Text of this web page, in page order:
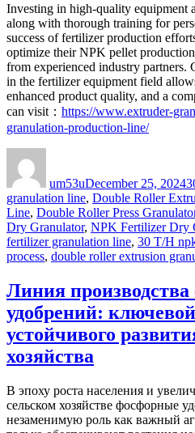
Investing in high-quality equipment
along with thorough training for
success of fertilizer production
optimize their NPK pellet
from experienced industry partners.
in the fertilizer equipment field
enhanced product quality, and a
can visit： https://www.extruder-
granulation-production-line/
um53uDecember 25, 2024
granulation line, Double Roller
Line, Double Roller Press
Dry Granulator, NPK Fertilizer Dry
fertilizer granulation line, 30 T/H
process, double roller extrusion
Линия
удобрений:
устойчивого
хозяйства
В эпоху роста населения и
сельском хозяйстве фосфорные
незаменимую роль как важный